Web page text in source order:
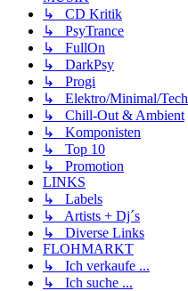
↳ CD Kritik
↳ PsyTrance
↳ FullOn
↳ DarkPsy
↳ Progi
↳ Elektro/Minimal/Tech
↳ Chill-Out & Ambient
↳ Komponisten
↳ Top 10
↳ Promotion
LINKS
↳ Labels
↳ Artists + Dj´s
↳ Diverse Links
FLOHMARKT
↳ Ich verkaufe ...
↳ Ich suche ...